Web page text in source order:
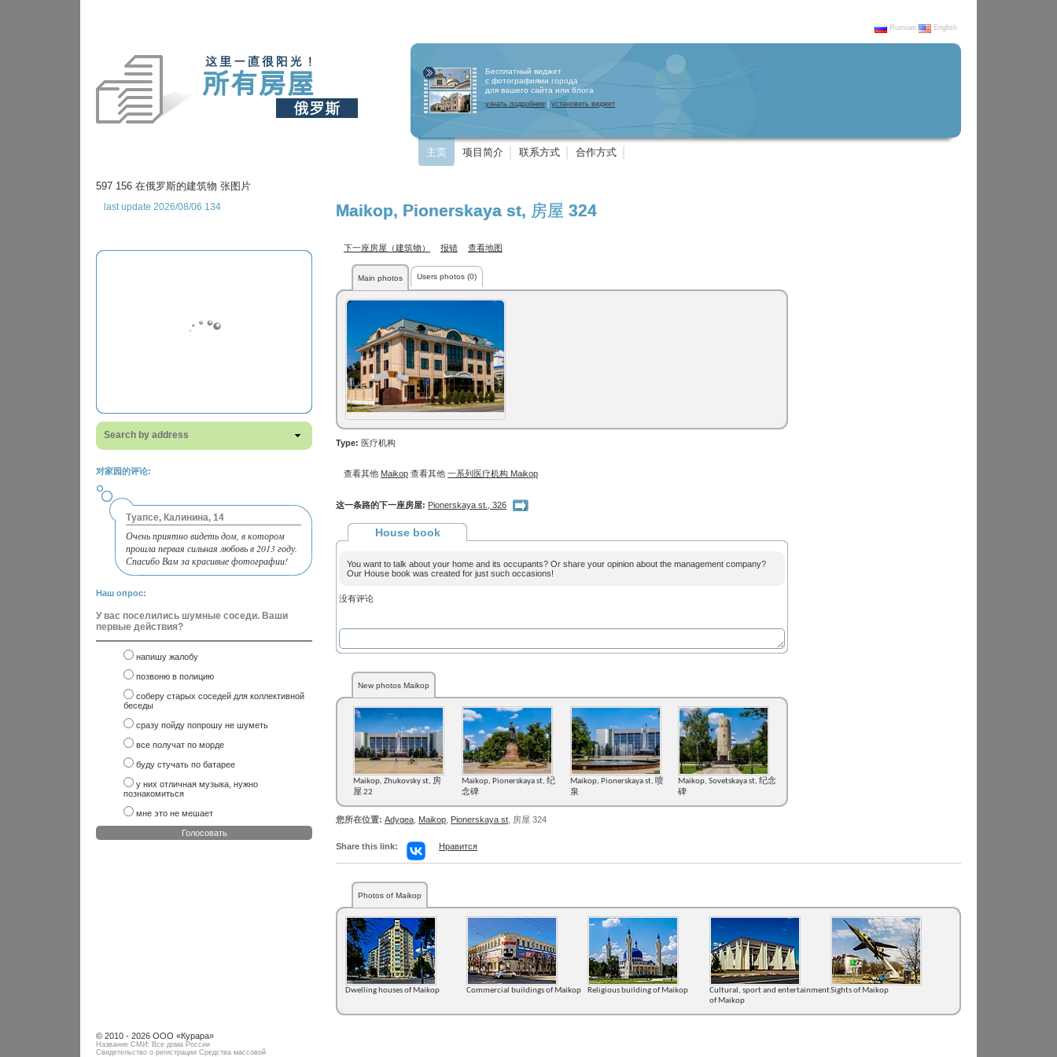
Russian English
Бесплатный виджет
с фотографиями города
для вашего сайта или блога
узнать подробнее установить виджет
主页 项目简介 联系方式 合作方式
597 156 在俄罗斯的建筑物 张图片
last update 2026/08/06 134
Search by address
对家园的评论:
Туапсе, Калинина, 14
Очень приятно видеть дом, в котором
прошла первая сильная любовь в 2013 году.
Спасибо Вам за красивые фотографии!
Наш опрос:
У вас поселились шумные соседи. Ваши
первые действия?
напишу жалобу
позвоню в полицию
соберу старых соседей для коллективной
беседы
сразу пойду попрошу не шуметь
все получат по морде
буду стучать по батарее
у них отличная музыка, нужно
познакомиться
мне это не мешает
Голосовать
Maikop, Pionerskaya st, 房屋 324
下一座房屋（建筑物） 报错 查看地图
Main photos Users photos (0)
Type: 医疗机构
查看其他 Maikop 查看其他 一系列医疗机构 Maikop
这一条路的下一座房屋: Pionerskaya st., 326
House book
You want to talk about your home and its occupants? Or share your opinion about the management company?
Our House book was created for just such occasions!
没有评论
New photos Maikop
Maikop, Zhukovsky st, 房
屋 22
Maikop, Pionerskaya st, 纪
念碑
Maikop, Pionerskaya st, 喷
泉
Maikop, Sovetskaya st, 纪念
碑
您所在位置: Adygea Maikop Pionerskaya st , 房屋 324
Share this link: Нравится
Photos of Maikop
Dwelling houses of Maikop Commercial buildings of Maikop Religious building of Maikop
Cultural, sport and entertainment
of Maikop
Sights of Maikop
© 2010 - 2026 ООО «Курара»
Название СМИ: Все дома России
Свидетельство о регистрации Средства массовой